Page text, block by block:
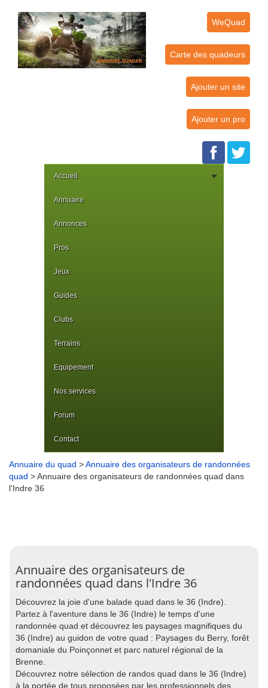
WeQuad
Carte des quadeurs
Ajouter un site
Ajouter un pro
Accueil
Annuaire
Annonces
Pros
Jeux
Guides
Clubs
Terrains
Equipement
Nos services
Forum
Contact
Annuaire du quad >Annuaire des organisateurs de randonnées
quad > Annuaire des organisateurs de randonnées quad dans
l'Indre 36
Annuaire des organisateurs de
randonnées quad dans l'Indre 36
Découvrez la joie d'une balade quad dans le 36 (Indre).
Partez à l'aventure dans le 36 (Indre) le temps d'une
randonnée quad et découvrez les paysages magnifiques du
36 (Indre) au guidon de votre quad : Paysages du Berry, forêt
domaniale du Poinçonnet et parc naturel régional de la
Brenne.
Découvrez notre sélection de randos quad dans le 36 (Indre)
à la portée de tous proposées par les professionnels des